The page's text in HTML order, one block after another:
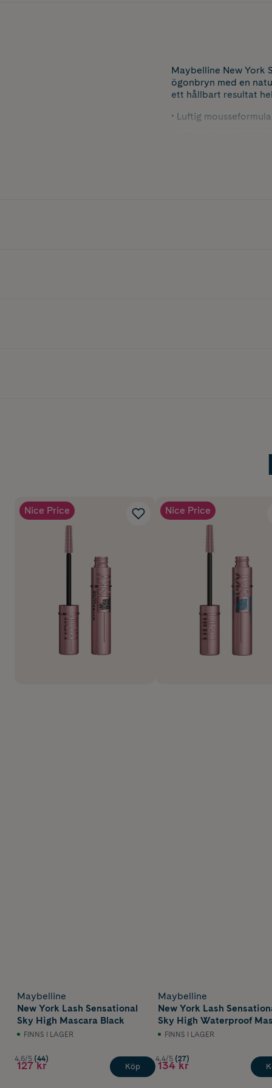
Maybelline New York
ögonbryn med en
ett hållbart resultat
• Luftig
Nice Price
Maybelline
New York Lash Sensational
Sky High Mascara Black
FINNS I LAGER
4.6/5 (44)
127 kr Köp
Nice Price
Maybelline
New York Lash
Sky High Waterproof
Very Black
FINNS I LAGER
4.4/5 (27)
134 kr